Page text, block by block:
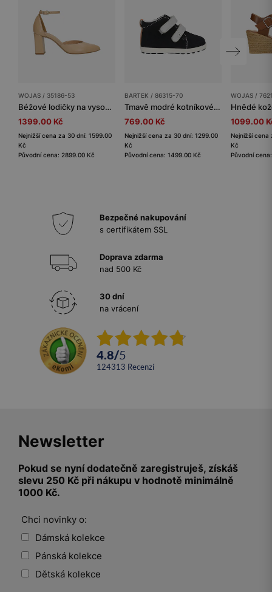
WOJAS / 35186-53
Béžové lodičky na vysokém podpatku
1399.00 Kč
Nejnižší cena za 30 dní: 1599.00
Kč
Původní cena: 2899.00 Kč
BARTEK / 86315-70
Tmavě modré kotníkové boty se šedými zapínáními BARTEK 86315-70
769.00 Kč
Nejnižší cena za 30 dní: 1299.00
Kč
Původní cena: 1499.00 Kč
WOJAS /
1099.00
Nejnižší cena
Kč
Původní
Bezpečné nakupování
s certifikátem SSL
Doprava zdarma
nad 500 Kč
30 dní
na vrácení
4.8/5
124313 recenzí
Newsletter
Pokud se nyní dodatečně zaregistruješ, získáš
slevu 250 Kč při nákupu v hodnotě minimálně
1000 Kč.
Chci novinky o:
Dámská kolekce
Pánská kolekce
Dětská kolekce